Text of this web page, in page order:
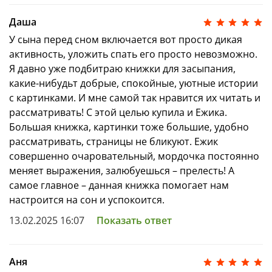
Красивые успокаивающие иллюстрации
Милый герой — Ежик
Популярный автор — Елена Ульева
Возраст 1–3 года
Даша
У сына перед сном включается вот просто дикая
активность, уложить спать его просто невозможно.
Я давно уже подбитраю книжки для засыпания,
какие-нибудьт добрые, спокойные, уютные истории
с картинками. И мне самой так нравится их читать и
рассматривать! С этой целью купила и Ежика.
Большая книжка, картинки тоже большие, удобно
рассматривать, страницы не бликуют. Ежик
совершенно очаровательный, мордочка постоянно
меняет выражения, залюбуешься – прелесть! А
самое главное – данная книжка помогает нам
настроится на сон и успокоится.
13.02.2025 16:07
Показать ответ
Аня